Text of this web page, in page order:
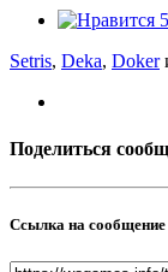
5
Setris, Deka, Doker
Поделиться
Ссылка на сообщение